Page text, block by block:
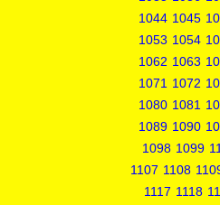
1044 1045
1053 1054
1062 1063
1071 1072
1080 1081
1089 1090
1098 1099
1107 1108
1117 1118